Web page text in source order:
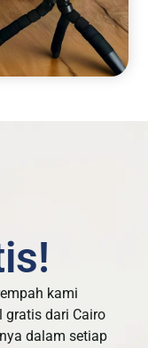
kami
gratis dari Cairo
dalam setiap